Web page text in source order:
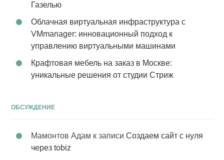
Газелью
Облачная виртуальная инфраструктура с
VMmanager: инновационный подход к
управлению виртуальными машинами
Крафтовая мебель на заказ в Москве:
уникальные решения от студии Стриж
ОБСУЖДЕНИЕ
Мамонтов Адам к записиСоздаем сайт с нуля
через tobiz